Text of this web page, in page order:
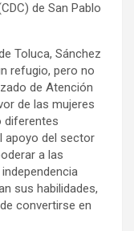
de San Pablo
Toluca, Sánchez
refugio, pero no
de Atención
de las mujeres
diferentes
apoyo del sector
a las
sus habilidades,
convertirse en